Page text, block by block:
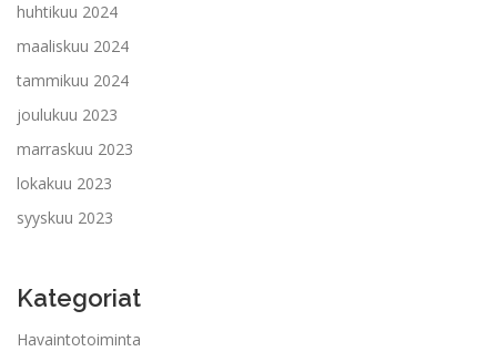
huhtikuu 2024
maaliskuu 2024
tammikuu 2024
joulukuu 2023
marraskuu 2023
lokakuu 2023
syyskuu 2023
Kategoriat
Havaintotoiminta